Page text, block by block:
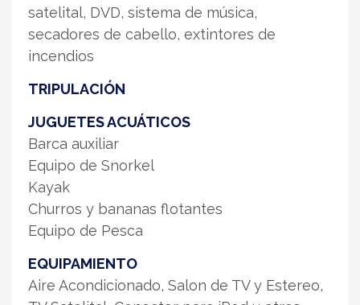
satelital, DVD, sistema de música,
secadores de cabello, extintores de
incendios
TRIPULACIÓN
JUGUETES ACUÁTICOS
Barca auxiliar
Equipo de Snorkel
Kayak
Churros y bananas flotantes
Equipo de Pesca
EQUIPAMIENTO
Aire Acondicionado, Salon de TV y Estereo,